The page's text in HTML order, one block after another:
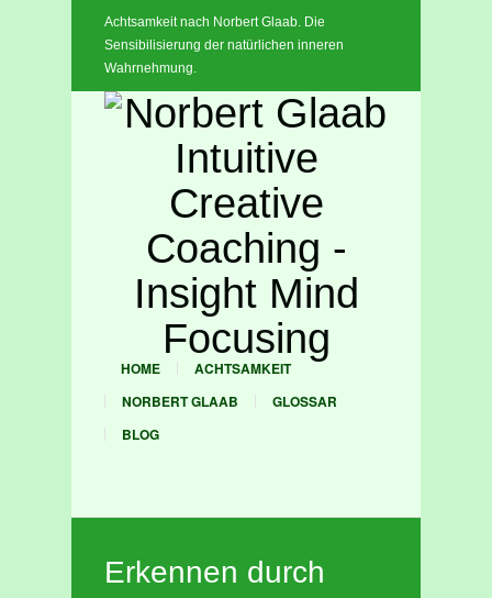
Achtsamkeit nach Norbert Glaab. Die
Sensibilisierung der natürlichen inneren
Wahrnehmung.
HOME
ACHTSAMKEIT
NORBERT GLAAB
GLOSSAR
BLOG
Erkennen durch